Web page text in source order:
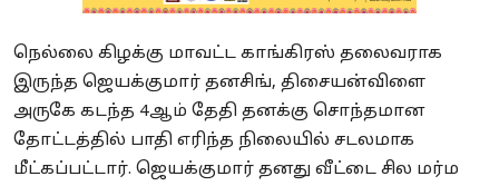
நெல்லை கிழக்கு மாவட்ட காங்கிரஸ் தலைவராக
இருந்த ஜெயக்குமார் தனசிங், திசையன்விளை
அருகே கடந்த 4ஆம் தேதி தனக்கு சொந்தமான
தோட்டத்தில் பாதி எரிந்த நிலையில் சடலமாக
மீட்கப்பட்டார். ஜெயக்குமார் தனது வீட்டை சில மர்ம